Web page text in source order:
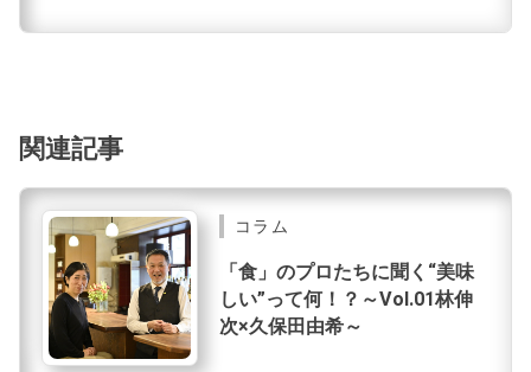
関連記事
コラム
「食」のプロたちに聞く“美味
しい”って何！？～Vol.01林伸
次×久保田由希～